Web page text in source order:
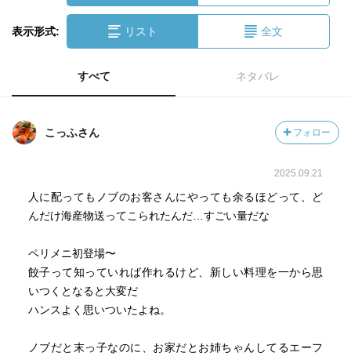
表示形式: リスト 全文
すべて ネタバレ
こっふさん フォロー
2025.09.21
人に配ってもノブのお客さんにやっても余るほどって、ど
んだけ海産物送ってこられたんだ…すごい量だな
ペリメニ初登場〜
餃子って知っていれば作れるけど、新しい料理を一から思
いつくとなると大変だ
ハンスよく思いついたよね。
ノブだと末っ子なのに、お家だとお姉ちゃんしてるエーフ